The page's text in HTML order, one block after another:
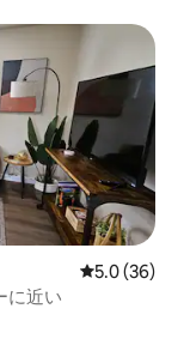
レビュー36
5.0 (36)
に近い